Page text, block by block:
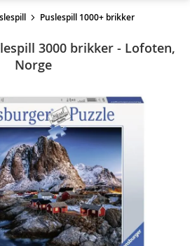
Puslespill 1000+ brikker
3000 brikker - Lofoten,
Norge